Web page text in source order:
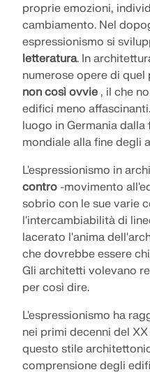
API Dlubal
Il nuovo servizio API di
un'interfaccia flessibile
strutturale basata su
diretto all'intera gamma
AVVIO CON API
Add-on
Analisi aggiuntive
Analisi dinamica
Soluzioni speciali
Verifica
RSECTION
Calcoli di sezioni
Per
RWIND 3
Trova risposte
software Dlubal. Cerca
risolvere i problemi in
VISUALIZZA FAQ
Sblocca la
Scopri strumenti
progettati per
ingegneristico.
SCOPRI LE NUOVE
Free Zone di
Ricevi assistenza
bisogno. Goditi
via email, i webinar dal
gli utenti del Service
RICEVI ASSISTENZA
Software di
per studenti
Migliaia di studenti in
del software Dlubal.
formazione e il supporto
studi.
OTTIENI LICENZA
VEDI I NOSTRI CLIENTI
Incontra gli esperti
I nostri ingegneri
nella modellazione,
dell'ingegneria. Vivi
entusiasmanti.
OPPORTUNITÀ DI
Trova il lavoro dei
Unisciti a un leader
ingegneria e porta la
SCOPRI LE POSIZIONI
CREA
Italiano
proprie emozioni,
cambiamento. Nel
espressionismo si
letteratura. In
numerose opere di quel
non così ovvie , il che
edifici meno
luogo in Germania
mondiale alla fine degli
L'espressionismo in
contro -movimento
sobrio con le sue varie
l'intercambiabilità di
lacerato l'anima
che dovrebbe essere
Gli architetti volevano
per così dire.
L'espressionismo ha
nei primi decenni del
questo stile
comprensione degli